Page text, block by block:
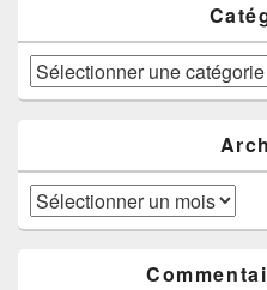
Catégories
Archives